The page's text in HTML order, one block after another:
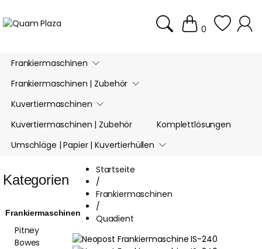
0
Frankiermaschinen
Frankiermaschinen | Zubehör
Kuvertiermaschinen
Kuvertiermaschinen | Zubehör
Komplettlösungen
Umschläge | Papier | Kuvertierhüllen
Startseite
/
Frankiermaschinen
/
Quadient
Kategorien
Frankiermaschinen
Pitney
Bowes